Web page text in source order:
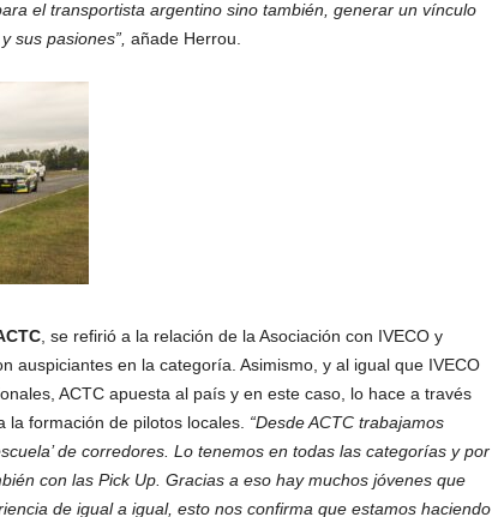
el transportista argentino sino también, generar un vínculo
sus pasiones”, añade Herrou.
, se refirió a la relación de la Asociación con IVECO y
auspiciantes en la categoría. Asimismo, y al igual que IVECO
ACTC apuesta al país y en este caso, lo hace a través
la formación de pilotos locales. “Desde ACTC trabajamos
de corredores. Lo tenemos en todas las categorías y por
con las Pick Up. Gracias a eso hay muchos jóvenes que
de igual a igual, esto nos confirma que estamos haciendo